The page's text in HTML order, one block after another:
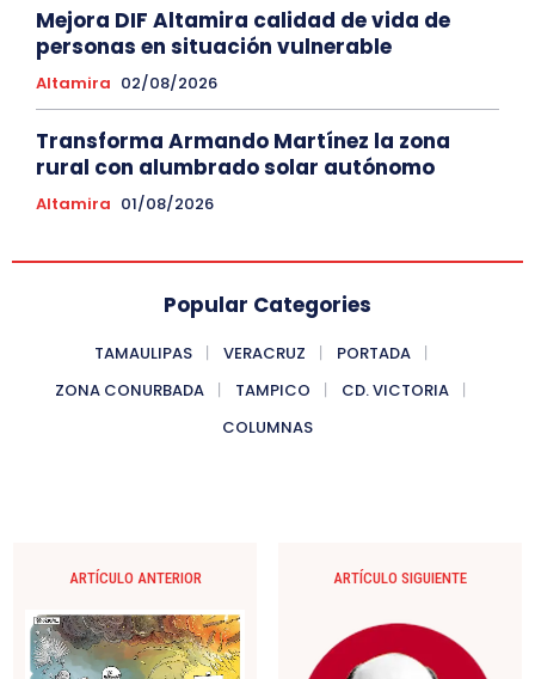
Mejora DIF Altamira calidad de vida de
personas en situación vulnerable
Altamira 02/08/2026
Transforma Armando Martínez la zona
rural con alumbrado solar autónomo
Altamira 01/08/2026
Popular Categories
TAMAULIPAS VERACRUZ
PORTADA
ZONA CONURBADA
TAMPICO
CD. VICTORIA
COLUMNAS
ARTÍCULO ANTERIOR ARTÍCULO SIGUIENTE